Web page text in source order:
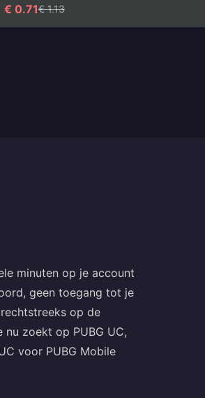
€ 0.71€ 1.13
minuten op je account
geen toegang tot je
op de
zoekt op PUBG UC,
voor PUBG Mobile